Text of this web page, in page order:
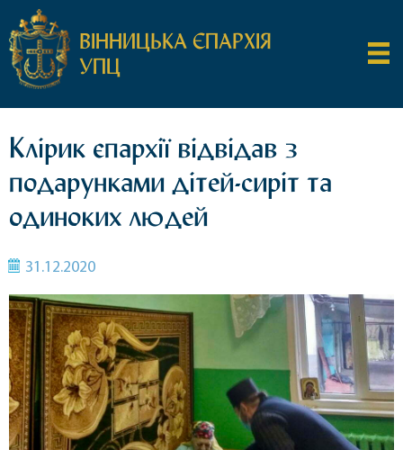
ВІННИЦЬКА ЄПАРХІЯ
УПЦ
Клірик єпархії відвідав з
подарунками дітей-сиріт та
одиноких людей
31.12.2020